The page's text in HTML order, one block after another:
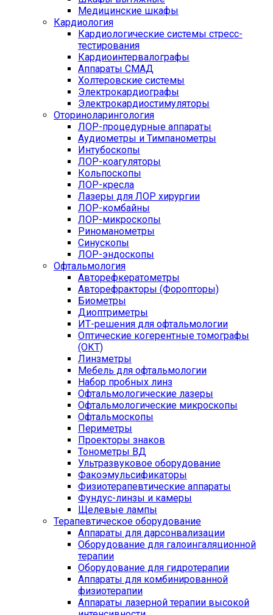
Медицинские шкафы
Кардиология
Кардиологические системы стресс-
тестирования
Кардиоинтервалографы
Аппараты СМАД
Холтеровские системы
Электрокардиографы
Электрокардиостимуляторы
Оториноларингология
ЛОР-процедурные аппараты
Аудиометры и Тимпанометры
Интубоскопы
ЛОР-коагуляторы
Кольпоскопы
ЛОР-кресла
Лазеры для ЛОР хирургии
ЛОР-комбайны
ЛОР-микроскопы
Риноманометры
Синускопы
ЛОР-эндоскопы
Офтальмология
Авторефкератометры
Авторефракторы (Форопторы)
Биометры
Диоптриметры
ИТ-решения для офтальмологии
Оптические когерентные томографы
(ОКТ)
Линзметры
Мебель для офтальмологии
Набор пробных линз
Офтальмологические лазеры
Офтальмологические микроскопы
Офтальмоскопы
Периметры
Проекторы знаков
Тонометры ВД
Ультразвуковое оборудование
Факоэмульсификаторы
Физиотерапевтические аппараты
Фундус-линзы и камеры
Щелевые лампы
Терапевтическое оборудование
Аппараты для дарсонвализации
Оборудование для галоингаляционной
терапии
Оборудование для гидротерапии
Аппараты для комбинированной
физиотерапии
Аппараты лазерной терапии высокой